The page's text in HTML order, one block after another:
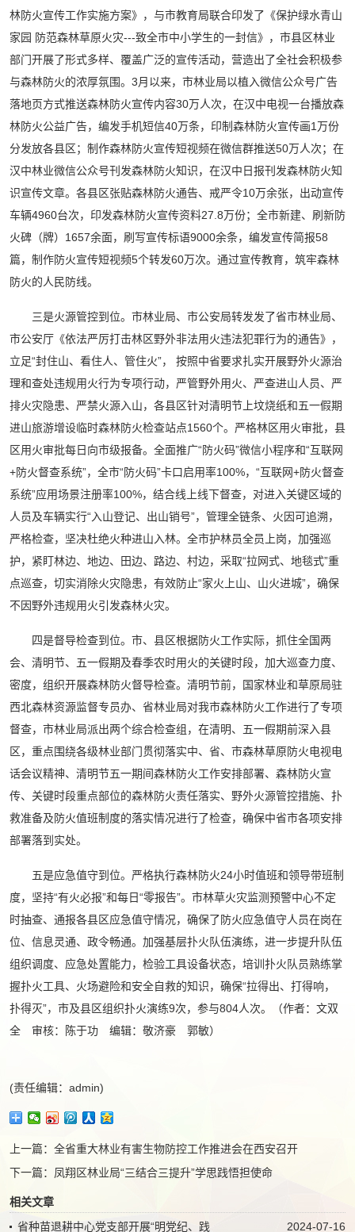
林防火宣传工作实施方案》，与市教育局联合印发了《保护绿水青山
家园 防范森林草原火灾---致全市中小学生的一封信》，市县区林业
部门开展了形式多样、覆盖广泛的宣传活动，营造出了全社会积极参
与森林防火的浓厚氛围。3月以来，市林业局以植入微信公众号广告
落地页方式推送森林防火宣传内容30万人次，在汉中电视一台播放森
林防火公益广告，编发手机短信40万条，印制森林防火宣传画1万份
分发放各县区；制作森林防火宣传短视频在微信群推送50万人次；在
汉中林业微信公众号刊发森林防火知识，在汉中日报刊发森林防火知
识宣传文章。各县区张贴森林防火通告、戒严令10万余张，出动宣传
车辆4960台次，印发森林防火宣传资料27.8万份；全市新建、刷新防
火碑（牌）1657余面，刷写宣传标语9000余条，编发宣传简报58
篇，制作防火宣传短视频5个转发60万次。通过宣传教育，筑牢森林
防火的人民防线。
三是火源管控到位。市林业局、市公安局转发发了省市林业局、
市公安厅《依法严厉打击林区野外非法用火违法犯罪行为的通告》，
立足“封住山、看住人、管住火”， 按照中省要求扎实开展野外火源治
理和查处违规用火行为专项行动，严管野外用火、严查进山人员、严
排火灾隐患、严禁火源入山，各县区针对清明节上坟烧纸和五一假期
进山旅游增设临时森林防火检查站点1560个。严格林区用火审批，县
区用火审批每日向市级报备。全面推广“防火码”微信小程序和“互联网
+防火督查系统”，全市“防火码”卡口启用率100%，“互联网+防火督查
系统”应用场景注册率100%，结合线上线下督查，对进入关键区域的
人员及车辆实行“入山登记、出山销号”，管理全链条、火因可追溯，
严格检查，坚决杜绝火种进山入林。全市护林员全员上岗，加强巡
护，紧盯林边、地边、田边、路边、村边，采取“拉网式、地毯式”重
点巡查，切实消除火灾隐患，有效防止“家火上山、山火进城”，确保
不因野外违规用火引发森林火灾。
四是督导检查到位。市、县区根据防火工作实际，抓住全国两
会、清明节、五一假期及春季农时用火的关键时段，加大巡查力度、
密度，组织开展森林防火督导检查。清明节前，国家林业和草原局驻
西北森林资源监督专员办、省林业局对我市森林防火工作进行了专项
督查，市林业局派出两个综合检查组，在清明、五一假期前深入县
区，重点围绕各级林业部门贯彻落实中、省、市森林草原防火电视电
话会议精神、清明节五一期间森林防火工作安排部署、森林防火宣
传、关键时段重点部位的森林防火责任落实、野外火源管控措施、扑
救准备及防火值班制度的落实情况进行了检查，确保中省市各项安排
部署落到实处。
五是应急值守到位。严格执行森林防火24小时值班和领导带班制
度，坚持“有火必报”和每日“零报告”。市林草火灾监测预警中心不定
时抽查、通报各县区应急值守情况，确保了防火应急值守人员在岗在
位、信息灵通、政令畅通。加强基层扑火队伍演练，进一步提升队伍
组织调度、应急处置能力，检验工具设备状态，培训扑火队员熟练掌
握扑火工具、火场避险和安全自救的知识，确保“拉得出、打得响，
扑得灭”，市及县区组织扑火演练9次，参与804人次。（作者：文双
全 审核：陈于功 编辑：敬济豪 郭敏）
(责任编辑：admin)
上一篇： 全省重大林业有害生物防控工作推进会在西安召开
下一篇： 凤翔区林业局“三结合三提升”学思践悟担使命
相关文章
2024-07-16
省种苗退耕中心党支部开展“明党纪、践